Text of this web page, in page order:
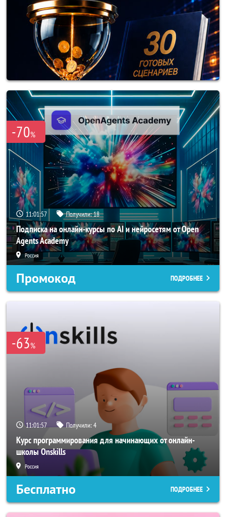
-70%
11:01:54 Получили:18
Подписка на онлайн-курсы по AI и нейросетям от Open
Agents Academy
Россия
Промокод ПОДРОБНЕЕ
-63%
11:01:54 Получили:4
Курс программирования для начинающих от онлайн-
школы Onskills
Россия
Бесплатно ПОДРОБНЕЕ